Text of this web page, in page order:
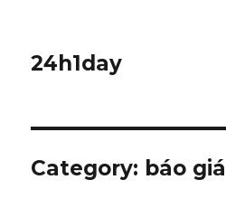
24h1day
Category: báo